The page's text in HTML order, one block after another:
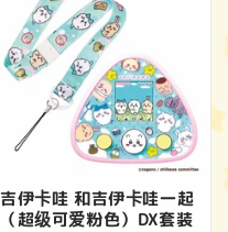
吉伊卡哇 和吉伊卡哇一起
（超级可爱粉色）DX套装